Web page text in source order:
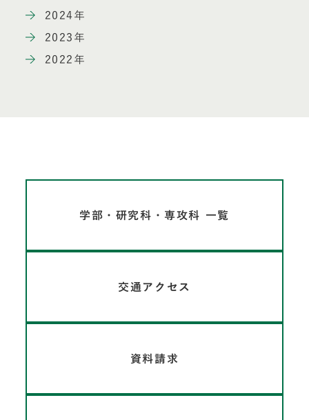
2024年
2023年
2022年
学部・研究科・専攻科 一覧
交通アクセス
資料請求